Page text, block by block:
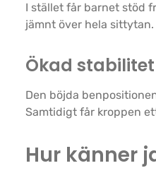
I stället får barnet stöd
jämnt över hela sittytan.
Ökad stabilitet
Den böjda
Samtidigt får kroppen
Hur känner